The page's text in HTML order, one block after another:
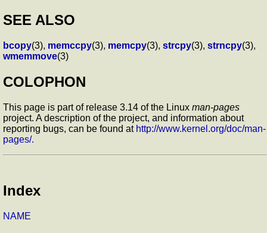
SEE ALSO
bcopy(3), memccpy(3), memcpy(3), strcpy(3), strncpy(3),
wmemmove(3)
COLOPHON
This page is part of release 3.14 of the Linux man-pages
project. A description of the project, and information about
reporting bugs, can be found at http://www.kernel.org/doc/man-
pages/.
Index
NAME